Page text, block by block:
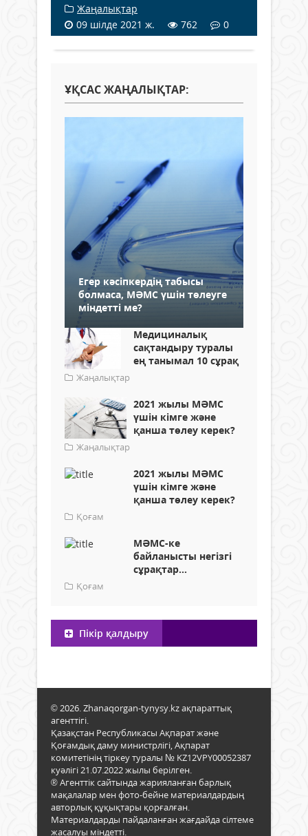
Жаңалықтар
09 шілде 2021 ж.
762 0
ҰҚСАС ЖАҢАЛЫҚТАР:
Егер кәсіпкердің табысы
болмаса, МӘМС үшін төлеуге
міндетті ме?
Медициналық
сақтандыру туралы
ең танымал 10 сұрақ
Жаңалықтар
2021 жылы МӘМС
үшін кімге және
қанша төлеу керек?
Жаңалықтар
2021 жылы МӘМС
үшін кімге және
қанша төлеу керек?
Қоғам
МӘМС-ке
байланысты негізгі
сұрақтар...
Қоғам
Пікір қалдыру
© 2026. Zhanaqorgan-tynysy.kz ақпараттық
агенттігі.
Қазақстан Республикасы Ақпарат және
Қоғамдық даму министрлігі, Ақпарат
комитетінің тіркеу туралы № KZ12VPY00052387
куәлігі 21.07.2022 жылы берілген.
® Агенттік сайтында жарияланған барлық
мақалалар мен фото-бейне материалдардың
авторлық құқықтары қорғалған.
Материалдарды пайдаланған жағдайда сілтеме
жасалуы міндетті.